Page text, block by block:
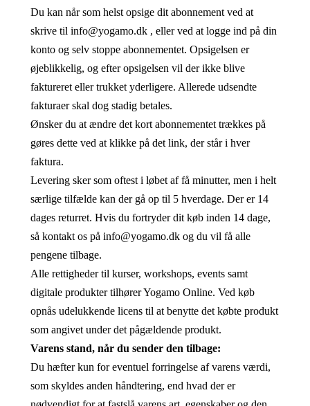
Du kan når som helst opsige dit abonnement ved at
skrive til info@yogamo.dk , eller ved at logge ind på din
konto og selv stoppe abonnementet. Opsigelsen er
øjeblikkelig, og efter opsigelsen vil der ikke blive
faktureret eller trukket yderligere. Allerede udsendte
fakturaer skal dog stadig betales.
Ønsker du at ændre det kort abonnementet trækkes på
gøres dette ved at klikke på det link, der står i hver
faktura.
Levering sker som oftest i løbet af få minutter, men i helt
særlige tilfælde kan der gå op til 5 hverdage. Der er 14
dages returret. Hvis du fortryder dit køb inden 14 dage,
så kontakt os på info@yogamo.dk og du vil få alle
pengene tilbage.
Alle rettigheder til kurser, workshops, events samt
digitale produkter tilhører Yogamo Online. Ved køb
opnås udelukkende licens til at benytte det købte produkt
som angivet under det pågældende produkt.
Varens stand, når du sender den tilbage:
Du hæfter kun for eventuel forringelse af varens værdi,
som skyldes anden håndtering, end hvad der er